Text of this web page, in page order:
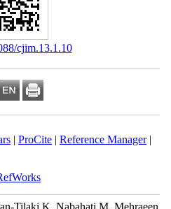
cjim.13.1.10
|ProCite|Reference Manager
RefWorks
Tilaki K, Nabahati M, Mehraeen